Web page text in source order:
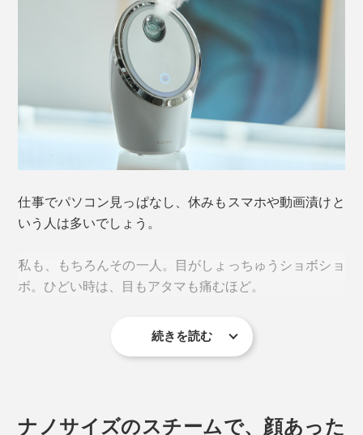
仕事でパソコン見っぱなし、休みもスマホや動画漬けと
いう人は多いでしょう。
私も、もちろんその一人。目がしょっちゅうショボショ
ボ。ひどい時は、目もアタマも痛むほど。
そんな私の経験から、断言します。目を酷使している人
続きを読む
ナノサイズのスチームで、顔あった